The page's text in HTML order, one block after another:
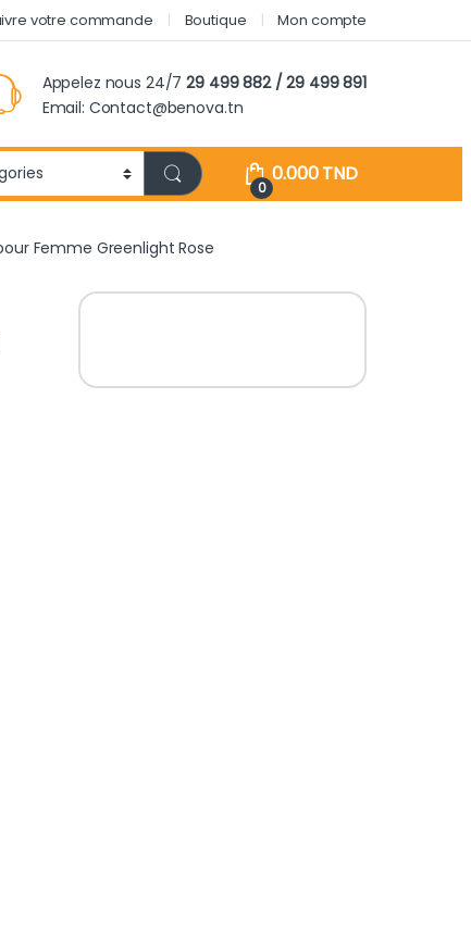
votre commande Boutique Mon compte
Appelez nous 24/729 499 882 / 29 499 891
Email: Contact@benova.tn
0
0.000TND
Femme Greenlight Rose